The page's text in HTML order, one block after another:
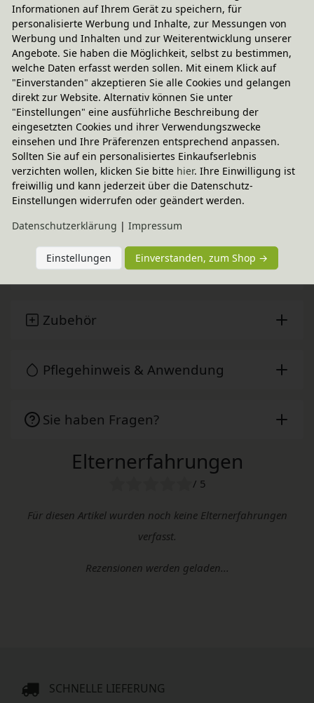
Versand per Spedition
49,95 € innerhalb ...
Sofort lieferbar
Lieferung mit 2-Mann-Spedition bis ins Zimmer
weitere Informationen
Technische Daten
BioKinder - Das gesunde Kinderzimmer
Zubehör
Pflegehinweis & Anwendung
Sie haben Fragen?
Elternerfahrungen
/ 5
Für diesen Artikel wurden noch keine Elternerfahrungen
verfasst.
Rezensionen werden geladen...
SCHNELLE LIEFERUNG
Informationen auf Ihrem Gerät zu speichern, für
personalisierte Werbung und Inhalte, zur Messungen von
Werbung und Inhalten und zur Weiterentwicklung unserer
Angebote. Sie haben die Möglichkeit, selbst zu bestimmen,
welche Daten erfasst werden sollen. Mit einem Klick auf
"Einverstanden" akzeptieren Sie alle Cookies und gelangen
direkt zur Website. Alternativ können Sie unter
"Einstellungen" eine ausführliche Beschreibung der
eingesetzten Cookies und ihrer Verwendungszwecke
einsehen und Ihre Präferenzen entsprechend anpassen.
Sollten Sie auf ein personalisiertes Einkaufserlebnis
verzichten wollen, klicken Sie bitte hier. Ihre Einwilligung ist
freiwillig und kann jederzeit über die Datenschutz-
Einstellungen widerrufen oder geändert werden.
Daten­schutz­erklärung | Impressum
Einstellungen Einverstanden, zum Shop →